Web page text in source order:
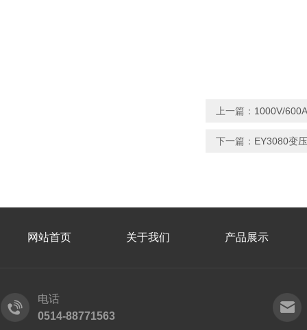
上一篇： 1000V/
下一篇： EY3080变
网站首页 关于我们 产品展示
电话
0514-88771563